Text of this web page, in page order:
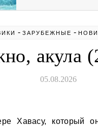
- ЗАРУБЕЖНЫЕ -
акула
05.08.2026